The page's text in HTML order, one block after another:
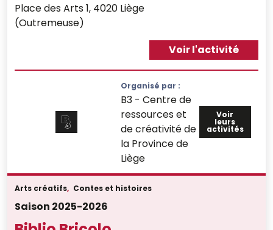
Organisé par :
B3 - Centre de
ressources et
de créativité de
la Province de
Liège
Voir
leurs
activités
Place des Arts 1, 4020 Liège
(Outremeuse)
Voir l'activité
Arts créatifs, Contes et histoires
Saison 2025-2026